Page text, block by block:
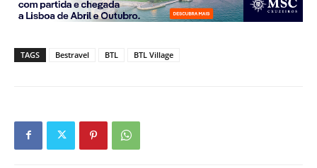
TAGS Bestravel BTL BTL Village